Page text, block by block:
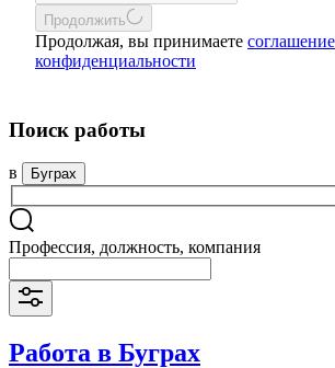
Продолжить
Продолжая, вы принимаете соглашение
конфиденциальности
Поиск работы
в Буграх
Профессия, должность, компания
Работа в Буграх